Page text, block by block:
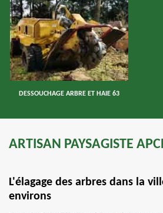
DESSOUCHAGE ARBRE ET HAIE 63
ARTISAN PAYSAGISTE
L'élagage des arbres dans la
environs